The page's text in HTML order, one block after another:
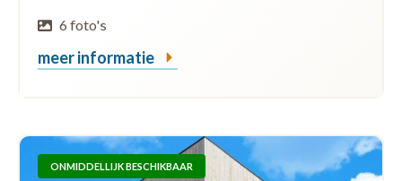
6 foto's
meer informatie
ONMIDDELLIJK BESCHIKBAAR